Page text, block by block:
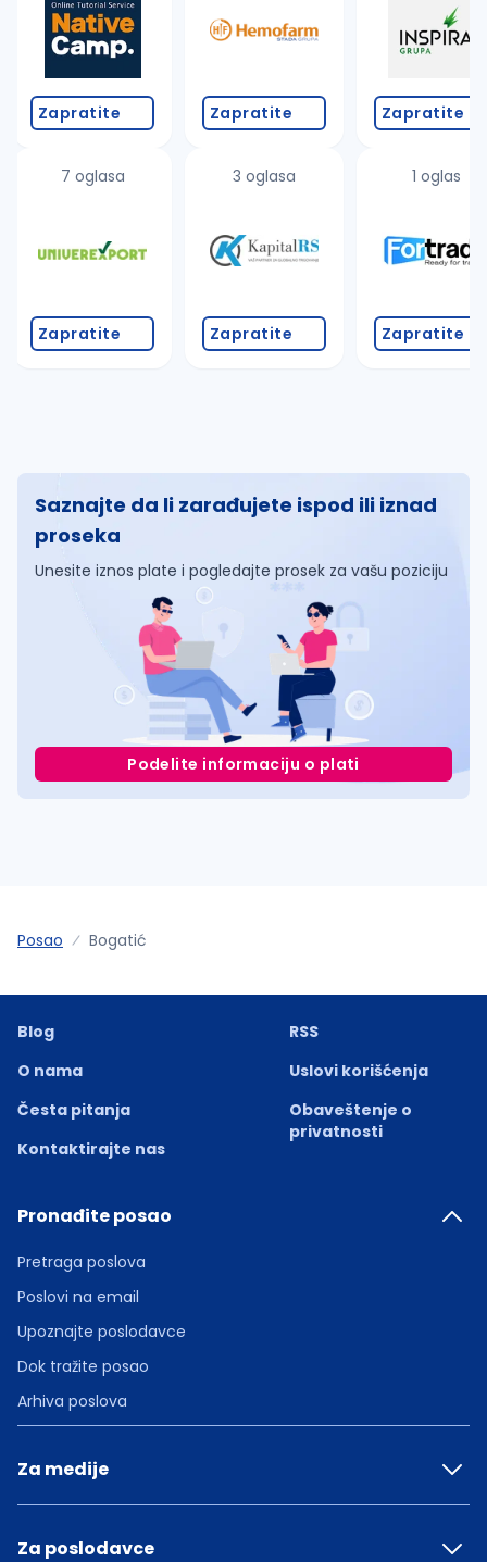
Zapratite
7 oglasa
Zapratite
Zapratite
3 oglasa
Zapratite
Zapratite
1 oglas
Zapratite
Saznajte da li zarađujete ispod ili iznad
proseka
Unesite iznos plate i pogledajte prosek za vašu poziciju
Podelite informaciju o plati
Posao Bogatić
Blog
O nama
Česta pitanja
Kontaktirajte nas
RSS
Uslovi korišćenja
Obaveštenje o
privatnosti
Pronađite posao
Pretraga poslova
Poslovi na email
Upoznajte poslodavce
Dok tražite posao
Arhiva poslova
Za medije
Za poslodavce